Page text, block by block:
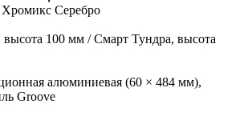
Серебро
100 мм / Смарт Тундра, высота
алюминиевая (60 × 484 мм),
Groove